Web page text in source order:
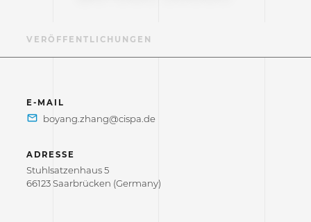
VERÖFFENTLICHUNGEN
E-MAIL
ADRESSE
Stuhlsatzenhaus 5
66123 Saarbrücken (Germany)